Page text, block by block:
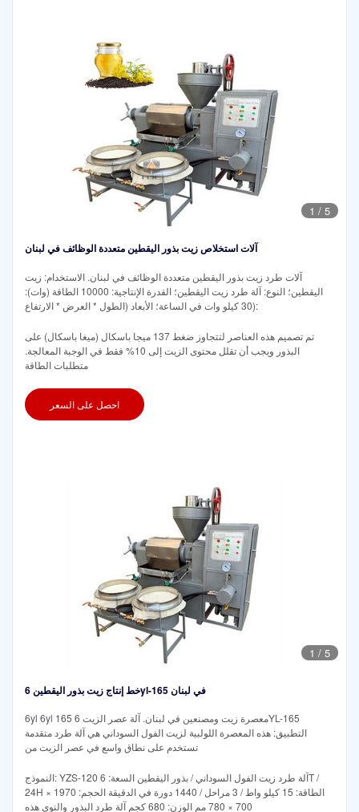
1 / 5
آلات استخلاص زيت بذور اليقطين متعددة الوظائف في لبنان
آلات طرد زيت بذور اليقطين متعددة الوظائف في لبنان. الاستخدام: زيت
اليقطين؛ النوع: آلة طرد زيت اليقطين؛ القدرة الإنتاجية: 10000 الطاقة (وات):
30 كيلو وات في الساعة؛ الأبعاد (الطول * العرض * الارتفاع):
تم تصميم هذه العناصر لتتجاوز ضغط 137 ميجا باسكال (ميغا باسكال) على
البذور ويجب أن تقلل محتوى الزيت إلى 10% فقط في الوجبة المعالجة.
متطلبات الطاقة
احصل على السعر
1 / 5
خط إنتاج زيت بذور اليقطين 6yl-165 في لبنان
6yl 6yl 165 معصرة زيت ومصنعين في لبنان. آلة عصر الزيت 6YL-165
التطبيق: هذه المعصرة اللولبية لزيت الفول السوداني هي آلة طرد متقدمة
تستخدم على نطاق واسع في عصر الزيت من
النموذج: YZS-120 آلة طرد زيت الفول السوداني / بذور اليقطين السعة: 6T /
24H الطاقة: 15 كيلو واط / 3 مراحل / 1440 دورة في الدقيقة الحجم: 1970 ×
700 × 780 مم الوزن: 680 كجم آلة طرد البذور والنوى هذه